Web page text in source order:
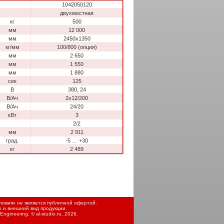
1042050120
двухместная
кг
500
мм
12 000
мм
2450х1350
кг/мм
100/800 (опция)
мм
2 650
мм
1 550
мм
1 880
сек
125
В
380, 24
В/Ач
2х12/200
В/Ач
24/20
кВт
3
2/2
мм
2 911
град.
-5 … +30
кг
2 489
не является публичной офертой.
и внешний вид продукции.
©al-studio.ru , 2026.